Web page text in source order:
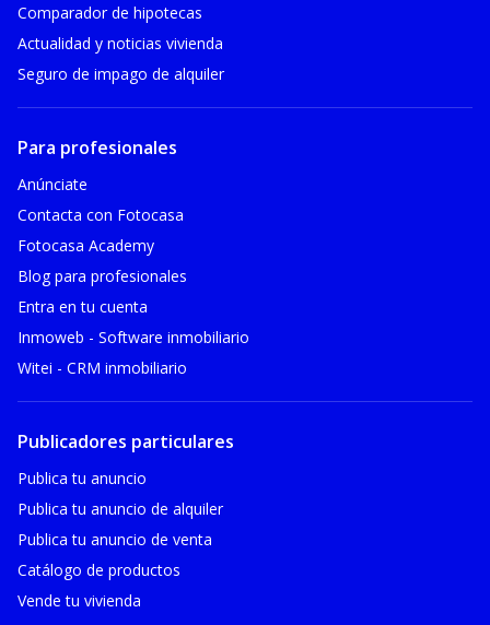
Comparador de hipotecas
Actualidad y noticias vivienda
Seguro de impago de alquiler
Para profesionales
Anúnciate
Contacta con Fotocasa
Fotocasa Academy
Blog para profesionales
Entra en tu cuenta
Inmoweb - Software inmobiliario
Witei - CRM inmobiliario
Publicadores particulares
Publica tu anuncio
Publica tu anuncio de alquiler
Publica tu anuncio de venta
Catálogo de productos
Vende tu vivienda